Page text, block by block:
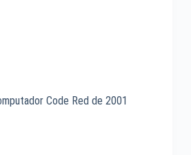
Code Red de 2001